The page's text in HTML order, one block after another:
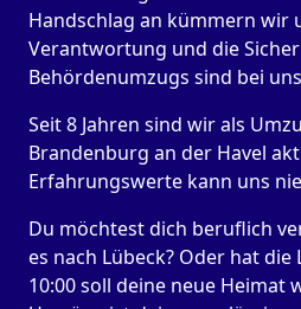
Handschlag an kümmern wir
Verantwortung und die
Behördenumzugs sind bei
Seit 8 Jahren sind wir als
Brandenburg an der Havel
Erfahrungswerte kann uns
Du möchtest dich beruflich
es nach Lübeck? Oder hat die
10:00 soll deine neue Heimat